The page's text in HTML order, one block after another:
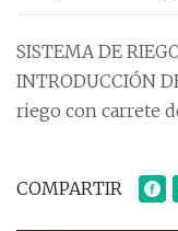
SISTEMA DE
INTRODUCCIÓN
riego con carrete
COMPARTIR